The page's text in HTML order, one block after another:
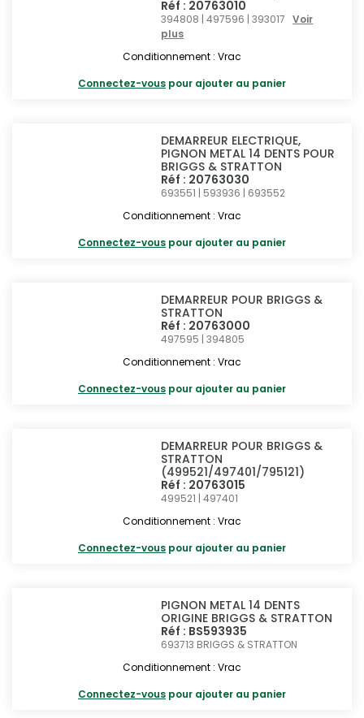
Réf : 20763010
394808 | 497596 | 393017Voir
plus
Conditionnement : Vrac
Connectez-vous pour ajouter au panier
DEMARREUR ELECTRIQUE,
PIGNON METAL 14 DENTS POUR
BRIGGS & STRATTON
Réf : 20763030
693551 | 593936 | 693552
Conditionnement : Vrac
Connectez-vous pour ajouter au panier
DEMARREUR POUR BRIGGS &
STRATTON
Réf : 20763000
497595 | 394805
Conditionnement : Vrac
Connectez-vous pour ajouter au panier
DEMARREUR POUR BRIGGS &
STRATTON
(499521/497401/795121)
Réf : 20763015
499521 | 497401
Conditionnement : Vrac
Connectez-vous pour ajouter au panier
PIGNON METAL 14 DENTS
ORIGINE BRIGGS & STRATTON
Réf : BS593935
693713 BRIGGS & STRATTON
Conditionnement : Vrac
Connectez-vous pour ajouter au panier